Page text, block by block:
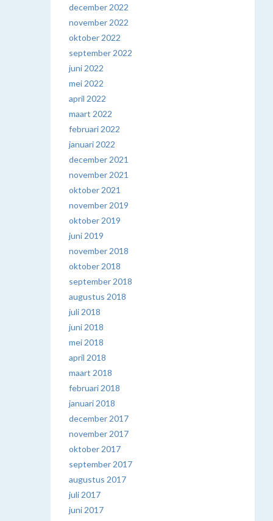
december 2022
november 2022
oktober 2022
september 2022
juni 2022
mei 2022
april 2022
maart 2022
februari 2022
januari 2022
december 2021
november 2021
oktober 2021
november 2019
oktober 2019
juni 2019
november 2018
oktober 2018
september 2018
augustus 2018
juli 2018
juni 2018
mei 2018
april 2018
maart 2018
februari 2018
januari 2018
december 2017
november 2017
oktober 2017
september 2017
augustus 2017
juli 2017
juni 2017